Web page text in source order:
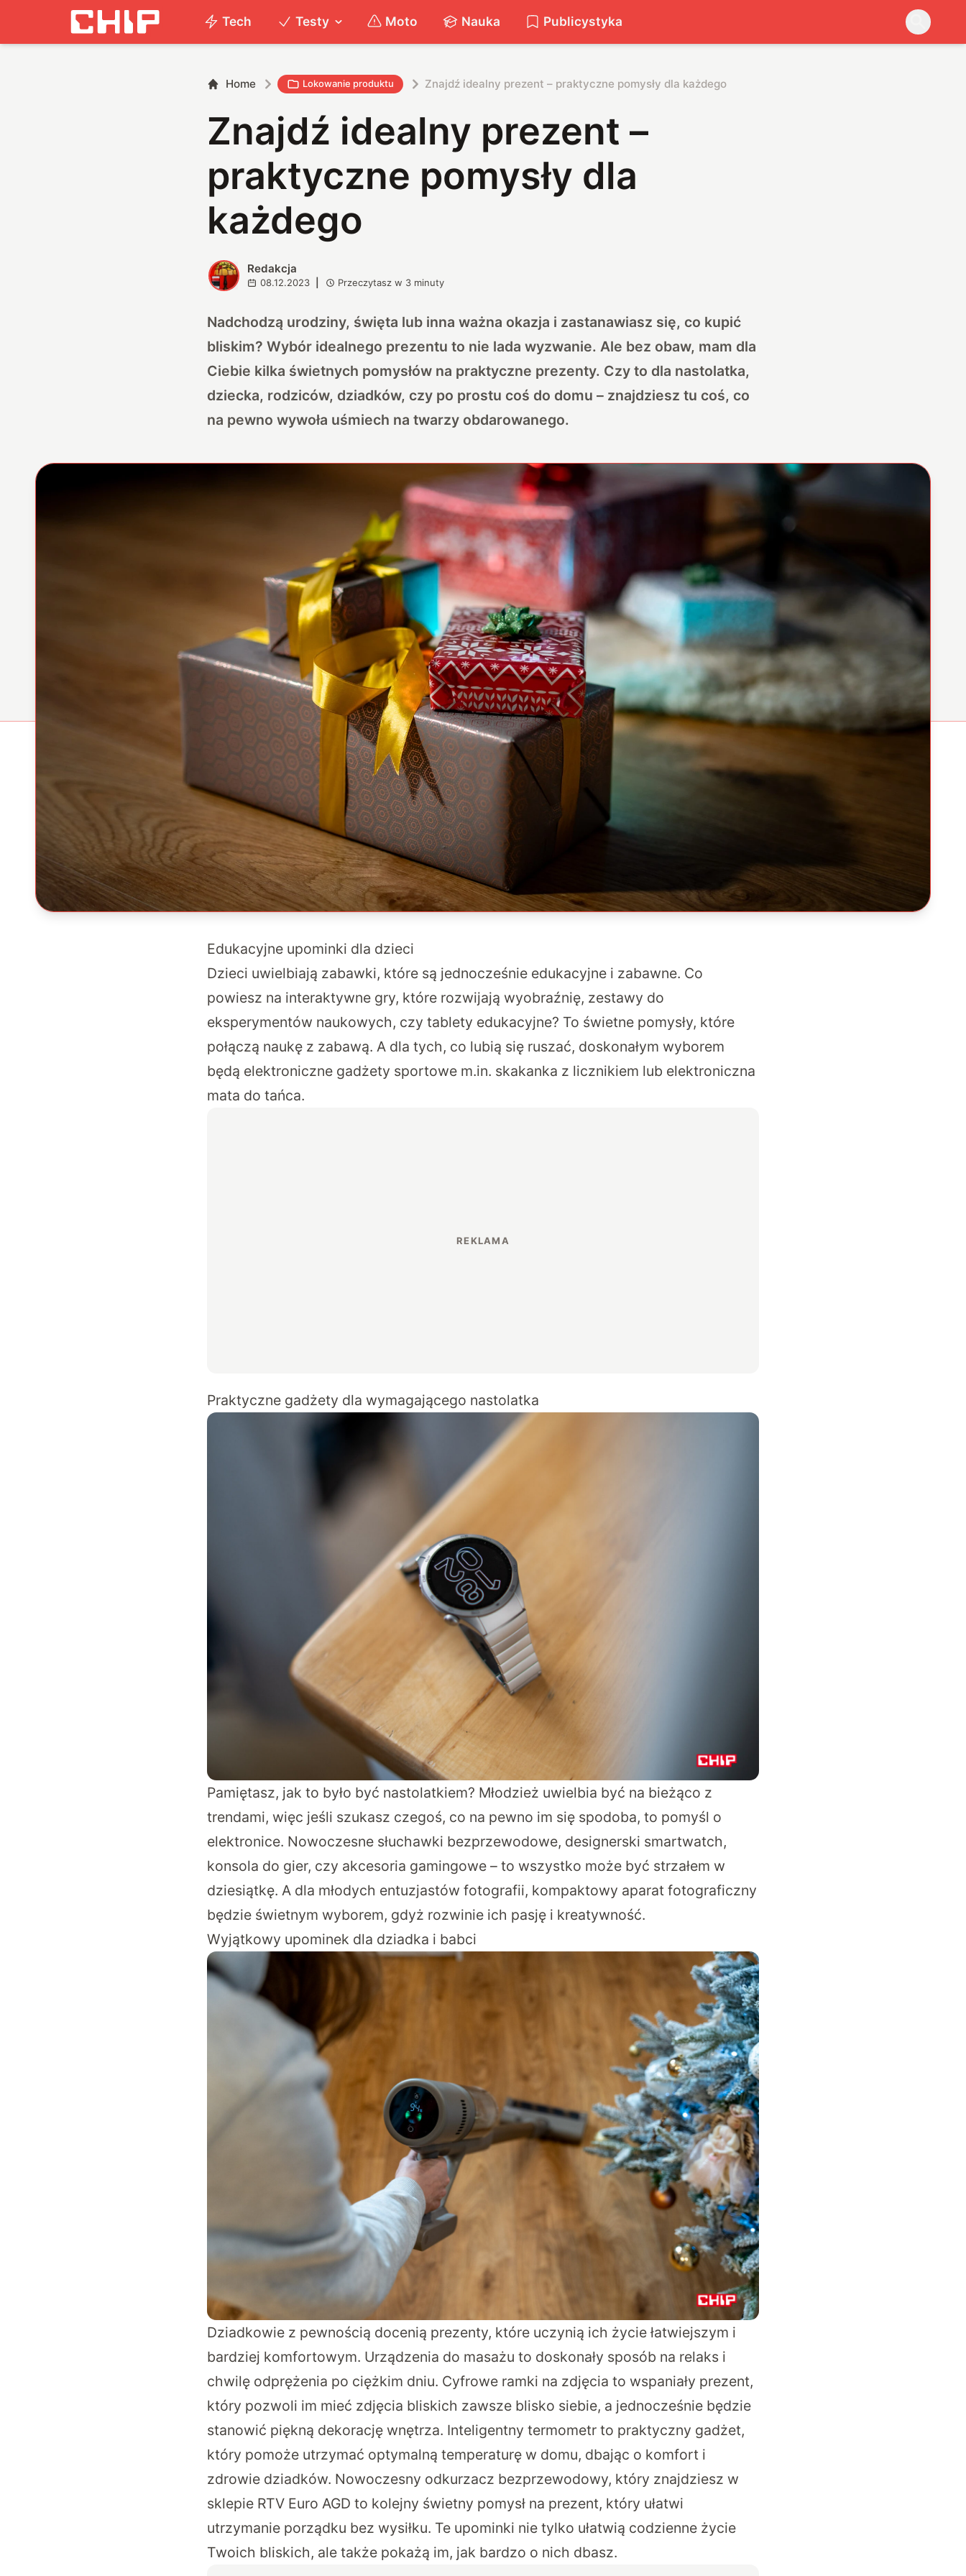
Tech Testy Moto Nauka Publicystyka
Home Lokowanie produktu Znajdź idealny prezent – praktyczne pomysły dla każdego
Znajdź idealny prezent –
praktyczne pomysły dla
każdego
R Redakcja
08.12.2023 Przeczytasz w 3 minuty
Nadchodzą urodziny, święta lub inna ważna okazja i zastanawiasz się, co kupić
bliskim? Wybór idealnego prezentu to nie lada wyzwanie. Ale bez obaw, mam dla
Ciebie kilka świetnych pomysłów na praktyczne prezenty. Czy to dla nastolatka,
dziecka, rodziców, dziadków, czy po prostu coś do domu – znajdziesz tu coś, co
na pewno wywoła uśmiech na twarzy obdarowanego.
Edukacyjne upominki dla dzieci
Dzieci uwielbiają zabawki, które są jednocześnie edukacyjne i zabawne. Co
powiesz na interaktywne gry, które rozwijają wyobraźnię, zestawy do
eksperymentów naukowych, czy tablety edukacyjne? To świetne pomysły, które
połączą naukę z zabawą. A dla tych, co lubią się ruszać, doskonałym wyborem
będą elektroniczne gadżety sportowe m.in. skakanka z licznikiem lub elektroniczna
mata do tańca.
Praktyczne gadżety dla wymagającego nastolatka
Pamiętasz, jak to było być nastolatkiem? Młodzież uwielbia być na bieżąco z
trendami, więc jeśli szukasz czegoś, co na pewno im się spodoba, to pomyśl o
elektronice. Nowoczesne słuchawki bezprzewodowe, designerski smartwatch,
konsola do gier, czy akcesoria gamingowe – to wszystko może być strzałem w
dziesiątkę. A dla młodych entuzjastów fotografii, kompaktowy aparat fotograficzny
będzie świetnym wyborem, gdyż rozwinie ich pasję i kreatywność.
Wyjątkowy upominek dla dziadka i babci
Dziadkowie z pewnością docenią prezenty, które uczynią ich życie łatwiejszym i
bardziej komfortowym. Urządzenia do masażu to doskonały sposób na relaks i
chwilę odprężenia po ciężkim dniu. Cyfrowe ramki na zdjęcia to wspaniały prezent,
który pozwoli im mieć zdjęcia bliskich zawsze blisko siebie, a jednocześnie będzie
stanowić piękną dekorację wnętrza. Inteligentny termometr to praktyczny gadżet,
który pomoże utrzymać optymalną temperaturę w domu, dbając o komfort i
zdrowie dziadków. Nowoczesny odkurzacz bezprzewodowy, który znajdziesz w
sklepie RTV Euro AGD to kolejny świetny pomysł na prezent, który ułatwi
utrzymanie porządku bez wysiłku. Te upominki nie tylko ułatwią codzienne życie
Twoich bliskich, ale także pokażą im, jak bardzo o nich dbasz.